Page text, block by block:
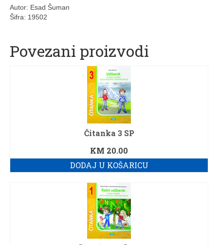
3. razred srednje škole
Ostalo
Računari – računarska tehnika
Fiskalizacija
Web dizajn usluge
Kontakt
Autor: Esad Šuman
Šifra: 19502
Povezani proizvodi
Čitanka 3 SP
KM 20.00
DODAJ U KOŠARICU